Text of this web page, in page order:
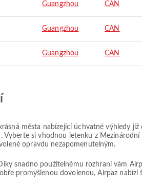
Guangzhou CAN
Guangzhou CAN
Guangzhou CAN
města nabízející úchvatné výhledy již
si vhodnou letenku z Mezinárodní
opravdu nezapomenutelným.
snadno použitelnému rozhraní vám
promyšlenou dovolenou, Airpaz nabízí